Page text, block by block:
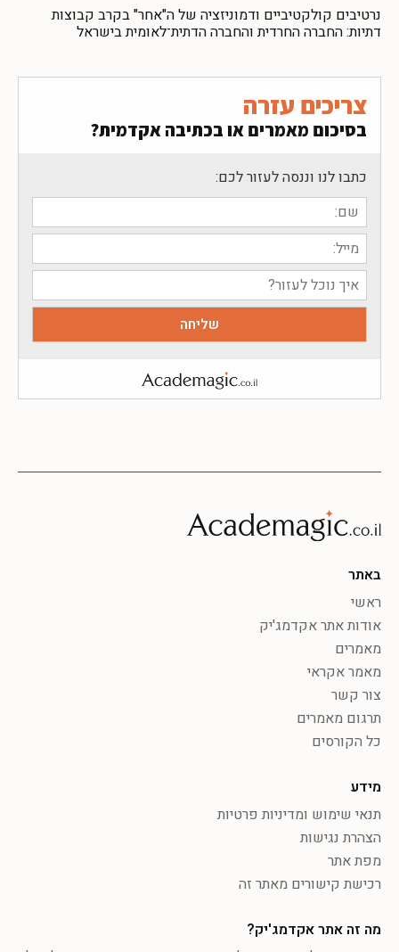
נרטיבים קולקטיביים ודמוניזציה של ה"אחר" בקרב קבוצות
דתיות: החברה החרדית והחברה הדתית־לאומית בישראל
צריכים עזרה
בסיכום מאמרים או בכתיבה אקדמית?
כתבו לנו וננסה לעזור לכם:
באתר
ראשי
אודות אתר אקדמג'יק
מאמרים
מאמר אקראי
צור קשר
תרגום מאמרים
כל הקורסים
מידע
תנאי שימוש ומדיניות פרטיות
הצהרת נגישות
מפת אתר
רכישת קישורים מאתר זה
מה זה אתר אקדמג'יק?